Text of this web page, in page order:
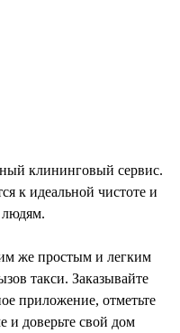
клининговый сервис.
к идеальной чистоте и
людям.
же простым и легким
такси. Заказывайте
приложение, отметьте
и доверьте свой дом